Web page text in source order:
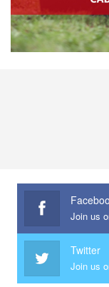
Twitter
Join us